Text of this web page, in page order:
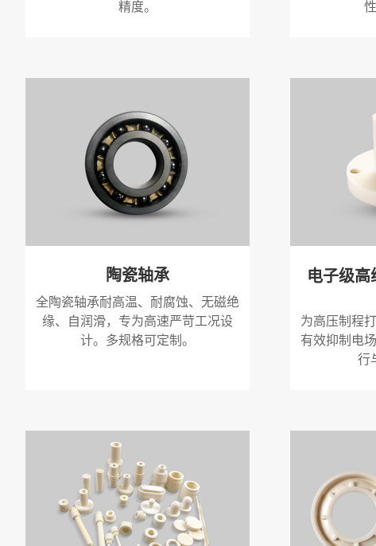
精度。
陶瓷轴承
全陶瓷轴承耐高温、耐腐蚀、无磁绝
缘、自润滑，专为高速严苛工况设
计。多规格可定制。
电子级高
为高压制程
有效抑制电
行